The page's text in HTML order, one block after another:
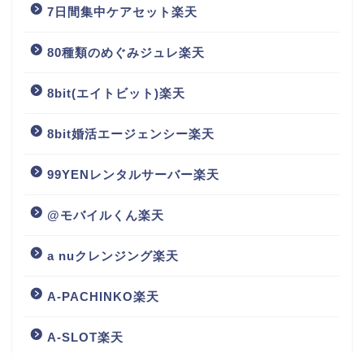
7日間集中ケアセット楽天
80種類のめぐみジュレ楽天
8bit(エイトビット)楽天
8bit婚活エージェンシー楽天
99YENレンタルサーバー楽天
@モバイルくん楽天
a nuクレンジング楽天
A-PACHINKO楽天
A-SLOT楽天